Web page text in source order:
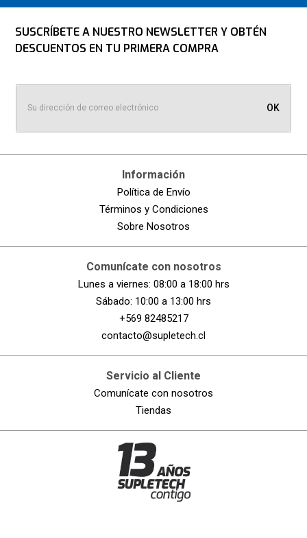
SUSCRÍBETE A NUESTRO NEWSLETTER Y OBTÉN
DESCUENTOS EN TU PRIMERA COMPRA
OK
Información
Política de Envío
Términos y Condiciones
Sobre Nosotros
Comunícate con nosotros
Lunes a viernes: 08:00 a 18:00 hrs
Sábado: 10:00 a 13:00 hrs
+569 82485217
contacto@supletech.cl
Servicio al Cliente
Comunícate con nosotros
Tiendas